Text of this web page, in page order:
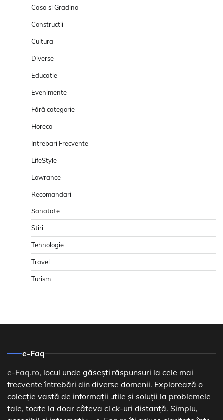
Casa si Gradina
Constructii
Cultura
Diverse
Educatie
Evenimente
Fără categorie
Horeca
Intrebari Frecvente
LifeStyle
Lowrance
Recomandari
Sanatate
Stiri
Tehnologie
Travel
Turism
e-Faq
e-Faq.ro, locul unde găsești răspunsuri la cele mai
frecvente întrebări din diverse domenii. Explorează o
colecție vastă de informații utile și soluții la problemele
tale, toate la doar câteva click-uri distanță. Simplu,